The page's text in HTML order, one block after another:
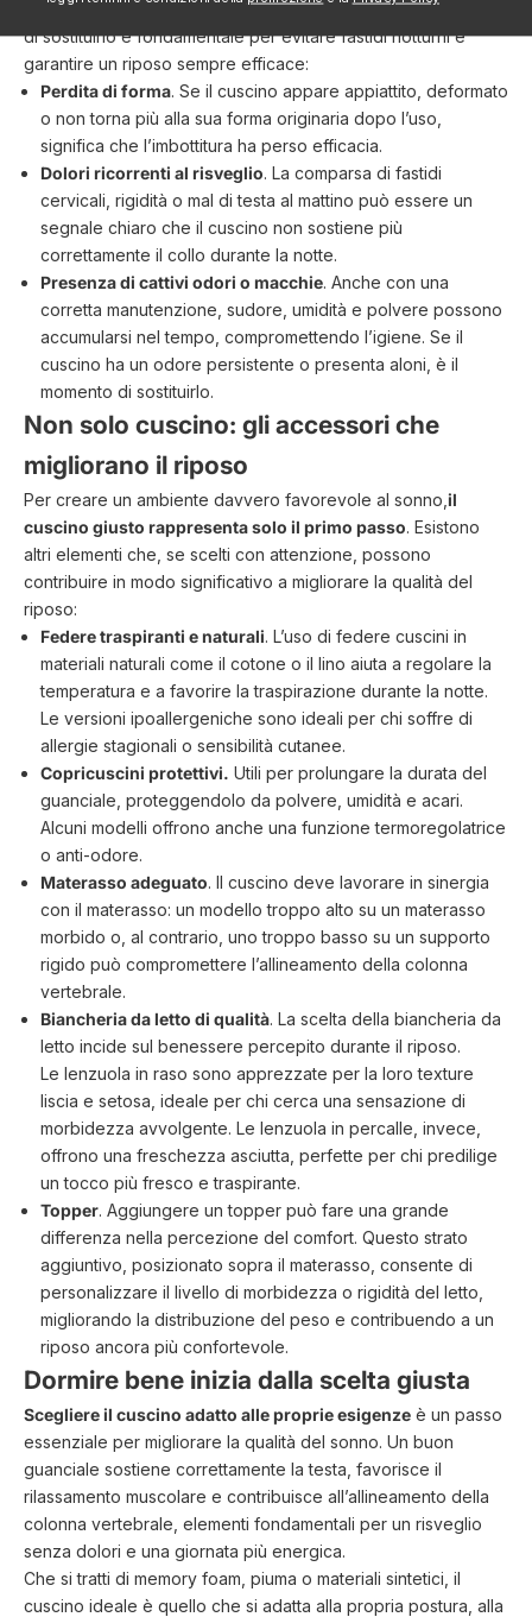
offrire un sostegno adeguato. Capire quando è il momento
di sostituirlo è fondamentale per evitare fastidi notturni e
garantire un riposo sempre efficace:
Perdita di forma. Se il cuscino appare appiattito, deformato
o non torna più alla sua forma originaria dopo l’uso,
significa che l’imbottitura ha perso efficacia.
Dolori ricorrenti al risveglio. La comparsa di fastidi
cervicali, rigidità o mal di testa al mattino può essere un
segnale chiaro che il cuscino non sostiene più
correttamente il collo durante la notte.
Presenza di cattivi odori o macchie. Anche con una
corretta manutenzione, sudore, umidità e polvere possono
accumularsi nel tempo, compromettendo l’igiene. Se il
cuscino ha un odore persistente o presenta aloni, è il
momento di sostituirlo.
Non solo cuscino: gli accessori che
migliorano il riposo
Per creare un ambiente davvero favorevole al sonno, il
cuscino giusto rappresenta solo il primo passo. Esistono
altri elementi che, se scelti con attenzione, possono
contribuire in modo significativo a migliorare la qualità del
riposo:
Federe traspiranti e naturali. L’uso di federe cuscini in
materiali naturali come il cotone o il lino aiuta a regolare la
temperatura e a favorire la traspirazione durante la notte.
Le versioni ipoallergeniche sono ideali per chi soffre di
allergie stagionali o sensibilità cutanee.
Copricuscini protettivi. Utili per prolungare la durata del
guanciale, proteggendolo da polvere, umidità e acari.
Alcuni modelli offrono anche una funzione termoregolatrice
o anti-odore.
Materasso adeguato. Il cuscino deve lavorare in sinergia
con il materasso: un modello troppo alto su un materasso
morbido o, al contrario, uno troppo basso su un supporto
rigido può compromettere l’allineamento della colonna
vertebrale.
Biancheria da letto di qualità. La scelta della biancheria da
letto incide sul benessere percepito durante il riposo.
Le lenzuola in raso sono apprezzate per la loro texture
liscia e setosa, ideale per chi cerca una sensazione di
morbidezza avvolgente. Le lenzuola in percalle , invece,
offrono una freschezza asciutta, perfette per chi predilige
un tocco più fresco e traspirante.
Topper. Aggiungere untopper può fare una grande
differenza nella percezione del comfort. Questo strato
aggiuntivo, posizionato sopra il materasso, consente di
personalizzare il livello di morbidezza o rigidità del letto,
migliorando la distribuzione del peso e contribuendo a un
riposo ancora più confortevole.
Dormire bene inizia dalla scelta giusta
Scegliere il cuscino adatto alle proprie esigenze è un passo
essenziale per migliorare la qualità del sonno. Un buon
guanciale sostiene correttamente la testa, favorisce il
rilassamento muscolare e contribuisce all’allineamento della
colonna vertebrale, elementi fondamentali per un risveglio
senza dolori e una giornata più energica.
Che si tratti di memory foam, piuma o materiali sintetici, il
cuscino ideale è quello che si adatta alla propria postura, alla